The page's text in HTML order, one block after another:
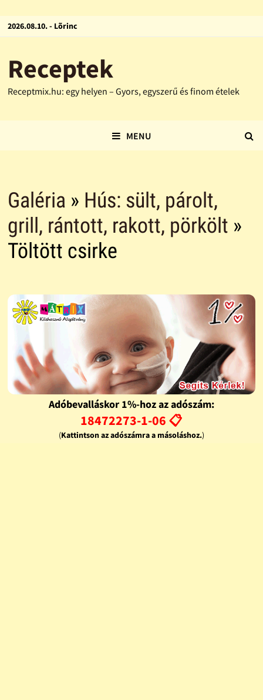
2026.08.10. - Lõrinc
Receptek
Receptmix.hu: egy helyen – Gyors, egyszerű és finom ételek
MENU
Galéria » Hús: sült, párolt,
grill, rántott, rakott, pörkölt »
Töltött csirke
Adóbevalláskor 1%-hoz az adószám:
18472273-1-06 📋
(Kattintson az adószámra a másoláshoz.)